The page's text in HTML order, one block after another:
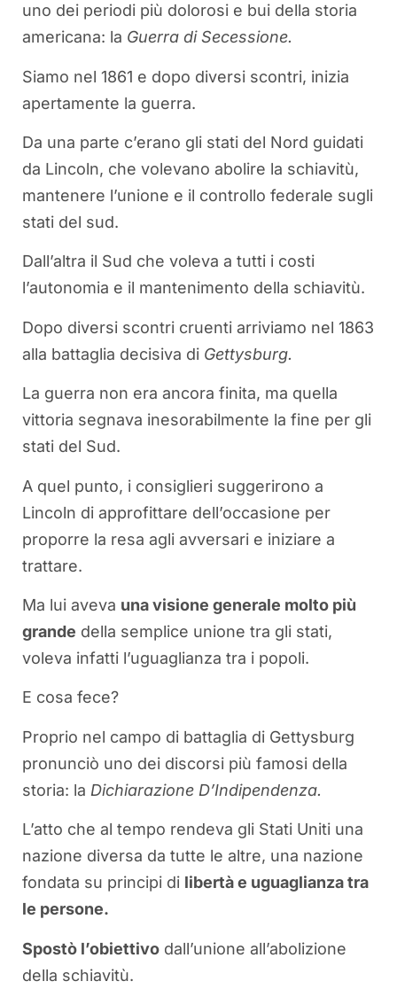
uno dei periodi più dolorosi e bui della storia
americana: la Guerra di Secessione.
Siamo nel 1861 e dopo diversi scontri, inizia
apertamente la guerra.
Da una parte c’erano gli stati del Nord guidati
da Lincoln, che volevano abolire la schiavitù,
mantenere l’unione e il controllo federale sugli
stati del sud.
Dall’altra il Sud che voleva a tutti i costi
l’autonomia e il mantenimento della schiavitù.
Dopo diversi scontri cruenti arriviamo nel 1863
alla battaglia decisiva di Gettysburg.
La guerra non era ancora finita, ma quella
vittoria segnava inesorabilmente la fine per gli
stati del Sud.
A quel punto, i consiglieri suggerirono a
Lincoln di approfittare dell’occasione per
proporre la resa agli avversari e iniziare a
trattare.
Ma lui aveva una visione generale molto più
grande della semplice unione tra gli stati,
voleva infatti l’uguaglianza tra i popoli.
E cosa fece?
Proprio nel campo di battaglia di Gettysburg
pronunciò uno dei discorsi più famosi della
storia: la Dichiarazione D’Indipendenza.
L’atto che al tempo rendeva gli Stati Uniti una
nazione diversa da tutte le altre, una nazione
fondata su principi di libertà e uguaglianza tra
le persone.
Spostò l’obiettivo dall’unione all’abolizione
della schiavitù.